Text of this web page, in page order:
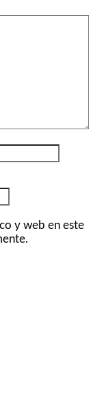
y web en este